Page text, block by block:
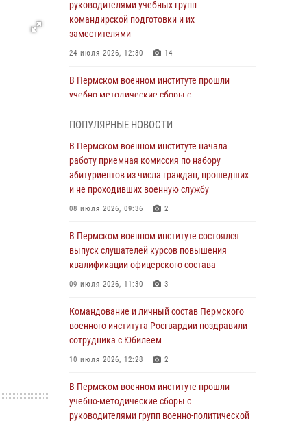
руководителями учебных групп
командирской подготовки и их
заместителями
24 июля 2026, 12:30 14
В Пермском военном институте прошли
учебно-методические сборы с
подготовки
23 июля 2026, 12:00 12
В Пермском военном институте на кафедре
тактики служебно-боевого применения войск
Федерации проводится выставка,
10 июля 2026, 14:30 8
военного института Росгвардии поздравили
10 июля 2026, 12:28 2
выпуск слушателей курсов повышения
09 июля 2026, 11:30 3
ПОПУЛЯРНЫЕ НОВОСТИ
В Пермском военном институте начала
работу приемная комиссия по набору
абитуриентов из числа граждан, прошедших
и не проходивших военную службу
08 июля 2026, 09:36 2
В Пермском военном институте состоялся
выпуск слушателей курсов повышения
квалификации офицерского состава
09 июля 2026, 11:30 3
Командование и личный состав Пермского
военного института Росгвардии поздравили
сотрудника с Юбилеем
10 июля 2026, 12:28 2
В Пермском военном институте прошли
учебно-методические сборы с
руководителями групп военно-политической